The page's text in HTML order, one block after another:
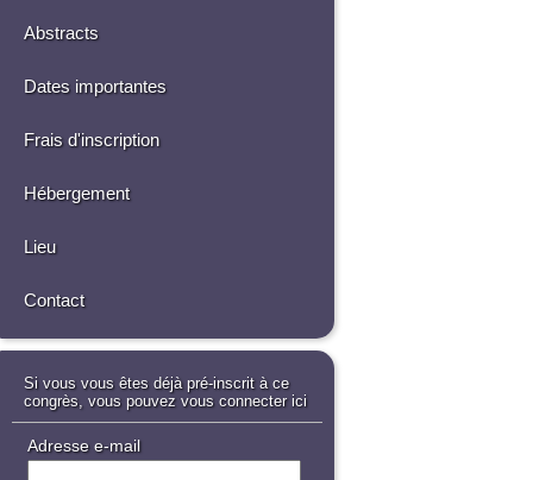
Abstracts
Dates importantes
Frais d'inscription
Hébergement
Lieu
Contact
Si vous vous êtes déjà pré-inscrit à ce
congrès, vous pouvez vous connecter ici
Adresse e-mail